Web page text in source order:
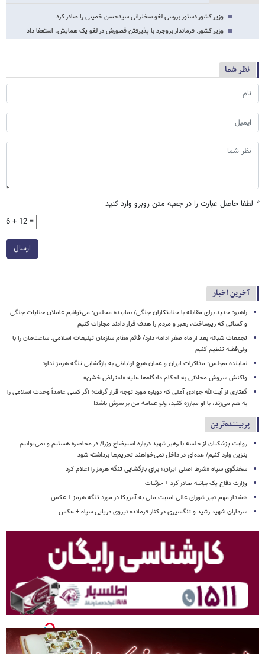
وزیر کشور دستور بررسی لغو سخنرانی سیدحسن خمینی را صادر کرد
وزیر کشور: فرماندار بروجرد با پذیرفتن قصورش در لغو یک همایش، استعفا داد
نظر شما
* لطفا حاصل عبارت را در جعبه متن روبرو وارد کنید
6 + 12 =
ارسال
آخرین اخبار
راهبرد جدید برای مقابله با جنایتکاران جنگی/ نماینده مجلس: می‌توانیم عاملان جنایات جنگی
و کسانی که زیرساخت‌، رهبر و مردم را هدف قرار دادند مجازات کنیم
تجمعات شبانه بعد از ماه صفر ادامه دارد/ قائم مقام سازمان تبلیغات اسلامی: ساعت‌مان را با
ولی‌فقیه تنظیم‌ کنیم
نماینده مجلس: مذاکرات ایران و عمان هیچ ارتباطی به بازگشایی تنگه هرمز ندارد
واکنش سروش محلاتی به احکام دادگاه‌ها علیه «اعتراض خشن»
گفتاری از آیت‌الله جوادی آملی که دوباره مورد توجه قرار گرفت؛ اگر کسی عامداً وحدت اسلامی را
به هم می‌زند، با او مبارزه کنید، ولو عمامه من بر سرش باشد!
پربیننده‌ترین
روایت پزشکیان از جلسه با رهبر شهید درباره استیضاح وزرا/ در محاصره هستیم و نمی‌توانیم
بنزین وارد کنیم/ عده‌ای در داخل نمی‌خواهند تحریم‌ها برداشته شود
سخنگوی سپاه «شرط اصلی ایران» برای بازگشایی تنگه هرمز را اعلام کرد
وزارت دفاع یک بیانیه صادر کرد + جزئیات
هشدار مهم دبیر شورای عالی امنیت ملی به آمریکا در مورد تنگه هرمز + عکس
سرداران شهید رشید و تنگسیری در کنار فرمانده نیروی دریایی سپاه + عکس